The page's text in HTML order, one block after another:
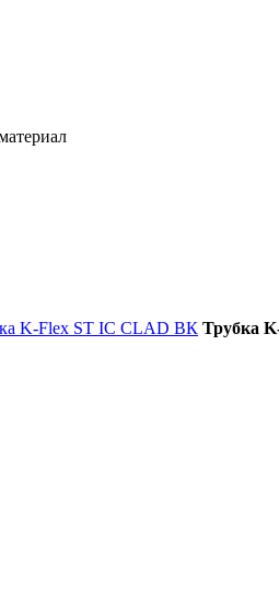
K-Flex ST IC CLAD ВК Трубка